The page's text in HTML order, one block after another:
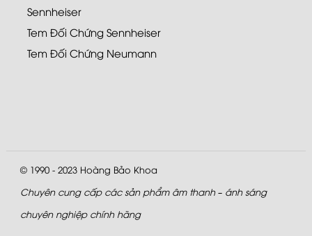
Sennheiser
Tem Đối Chứng Sennheiser
Tem Đối Chứng Neumann
© 1990 - 2023 Hoàng Bảo Khoa
Chuyên cung cấp các sản phẩm âm thanh – ánh sáng
chuyên nghiệp chính hãng